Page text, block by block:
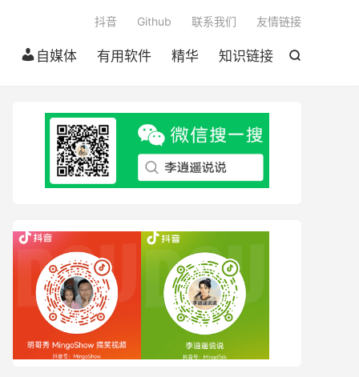

自媒体 有用软件 精华 知识链接
抖音 Github 联系我们 友情链接